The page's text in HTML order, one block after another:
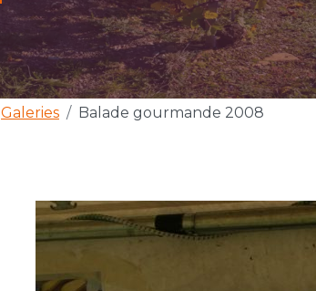
Galeries Balade gourmande 2008